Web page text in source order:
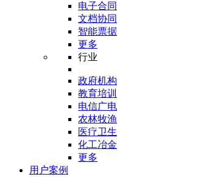
电子合同
文档协同
智能票据
更多
行业
政府机构
教育培训
电信广电
农林牧渔
医疗卫生
化工冶金
更多
用户案例